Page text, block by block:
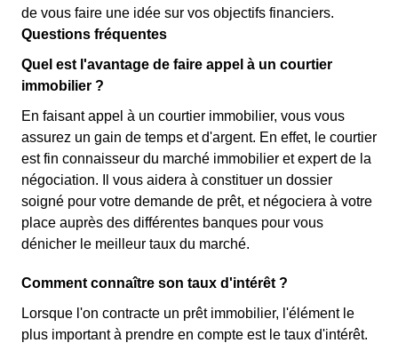
de vous faire une idée sur vos objectifs financiers.
Questions fréquentes
Quel est l'avantage de faire appel à un courtier
immobilier ?
En faisant appel à un courtier immobilier, vous vous
assurez un gain de temps et d'argent. En effet, le courtier
est fin connaisseur du marché immobilier et expert de la
négociation. Il vous aidera à constituer un dossier
soigné pour votre demande de prêt, et négociera à votre
place auprès des différentes banques pour vous
dénicher le meilleur taux du marché.
Comment connaître son taux d'intérêt ?
Lorsque l'on contracte un prêt immobilier, l'élément le
plus important à prendre en compte est le taux d'intérêt.